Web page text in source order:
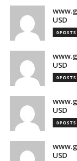
USD
0 POSTS
USD
0 POSTS
USD
0 POSTS
USD